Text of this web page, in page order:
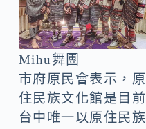
Mihu舞團
市府原民會表示，原
住民族文化館是目前
台中唯一以原住民族